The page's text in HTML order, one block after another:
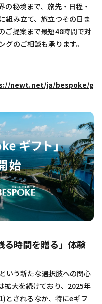
の秘境まで、旅先・日程・
組み立て、旅立つその日ま
ご提案まで最短48時間で対
のご相談も承ります。
newt.net/ja/bespoke/g
時間を贈る」体験
いう新たな選択肢への関心
拡大を続けており、2025年
とされるなか、特にeギフ